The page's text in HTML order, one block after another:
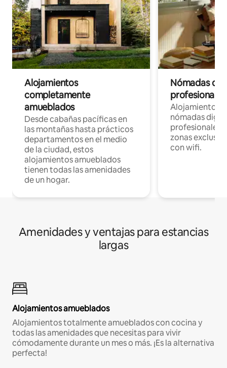
Alojamientos
completamente
amueblados
Desde cabañas pacíficas en
las montañas hasta prácticos
departamentos en el medio
de la ciudad, estos
alojamientos amueblados
tienen todas las amenidades
de un hogar.
Nómadas
Alojamientos
nómadas
profesionales
zonas
con wifi.
Amenidades y ventajas para estancias
largas
Alojamientos amueblados
Alojamientos totalmente amueblados con cocina y
todas las amenidades que necesitas para vivir
cómodamente durante un mes o más. ¡Es la alternativa
perfecta!